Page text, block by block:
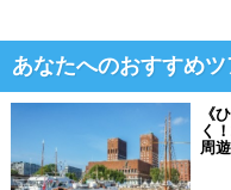
あなたへのおすすめ
《
く
周